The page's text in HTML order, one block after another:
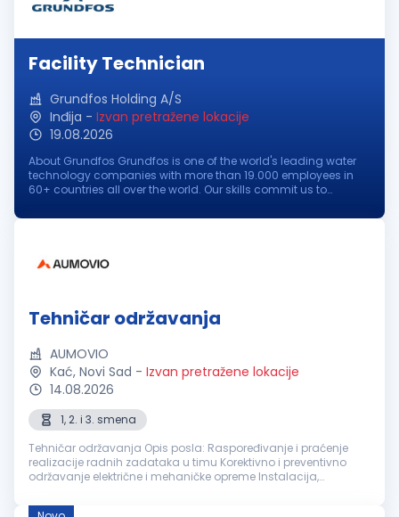
Facility Technician
Grundfos Holding A/S
Inđija - Izvan pretražene lokacije
19.08.2026
About Grundfos Grundfos is one of the world's leading water
technology companies with more than 19.000 employees in
60+ countries all over the world. Our skills commit us to
challenges and improve...
Tehničar održavanja
AUMOVIO
Kać, Novi Sad - Izvan pretražene lokacije
14.08.2026
1, 2. i 3. smena
Tehničar održavanja Opis posla: Raspoređivanje i praćenje
realizacije radnih zadataka u timu Korektivno i preventivno
održavanje električne i mehaničke opreme Instalacija,
Dokumentovanje održavanj...